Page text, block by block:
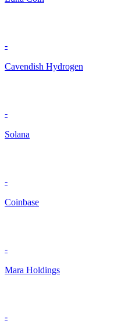
-
Cavendish Hydrogen
-
Solana
-
Coinbase
-
Mara Holdings
-